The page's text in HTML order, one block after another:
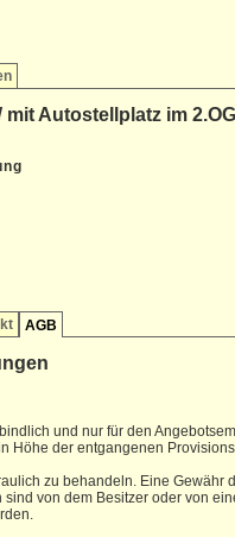
mit Autostellplatz im
AGB
und nur für den
Höhe der entgangenen
zu behandeln. Eine
von dem Besitzer oder von